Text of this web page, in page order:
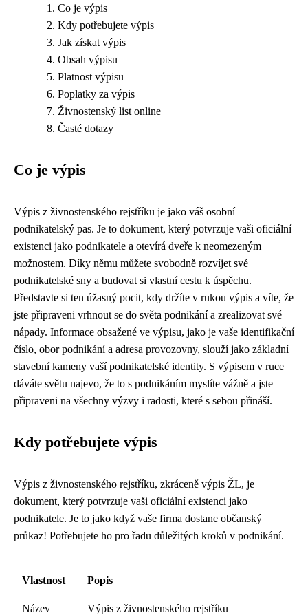
Co je výpis
Kdy potřebujete výpis
Jak získat výpis
Obsah výpisu
Platnost výpisu
Poplatky za výpis
Živnostenský list online
Časté dotazy
Co je výpis
Výpis z živnostenského rejstříku je jako váš osobní
podnikatelský pas. Je to dokument, který potvrzuje vaši oficiální
existenci jako podnikatele a otevírá dveře k neomezeným
možnostem. Díky němu můžete svobodně rozvíjet své
podnikatelské sny a budovat si vlastní cestu k úspěchu.
Představte si ten úžasný pocit, kdy držíte v rukou výpis a víte, že
jste připraveni vrhnout se do světa podnikání a zrealizovat své
nápady. Informace obsažené ve výpisu, jako je vaše identifikační
číslo, obor podnikání a adresa provozovny, slouží jako základní
stavební kameny vaší podnikatelské identity. S výpisem v ruce
dáváte světu najevo, že to s podnikáním myslíte vážně a jste
připraveni na všechny výzvy i radosti, které s sebou přináší.
Kdy potřebujete výpis
Výpis z živnostenského rejstříku, zkráceně výpis ŽL, je
dokument, který potvrzuje vaši oficiální existenci jako
podnikatele. Je to jako když vaše firma dostane občanský
průkaz! Potřebujete ho pro řadu důležitých kroků v podnikání.
Vlastnost Popis
Název
Výpis z živnostenského rejstříku